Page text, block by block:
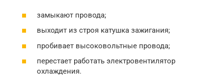
замыкают провода;
выходит из строя катушка зажигания;
пробивает высоковольтные провода;
перестает работать электровентилятор
охлаждения.